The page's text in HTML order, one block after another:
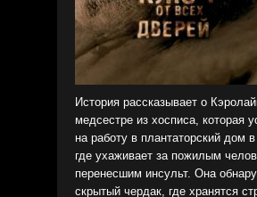
История рассказывает о
медсестре из хосписа, которая
на работу в плантаторский дом
где ухаживает за пожилым
перенесшим инсульт. Она
скрытый чердак, где хранятся